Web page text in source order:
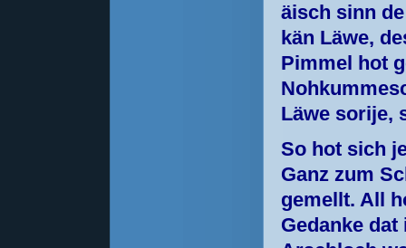
äisch sinn
kän Läwe,
Pimmel hot
Läwe sorije,
So hot sich
Ganz zum
gemellt. All
Gedanke